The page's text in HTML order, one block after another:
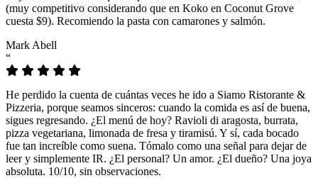
(muy competitivo considerando que en Koko en Coconut Grove
cuesta $9). Recomiendo la pasta con camarones y salmón.
Mark Abell
“
He perdido la cuenta de cuántas veces he ido a Siamo Ristorante &
Pizzeria, porque seamos sinceros: cuando la comida es así de buena,
sigues regresando. ¿El menú de hoy? Ravioli di aragosta, burrata,
pizza vegetariana, limonada de fresa y tiramisú. Y sí, cada bocado
fue tan increíble como suena. Tómalo como una señal para dejar de
leer y simplemente IR. ¿El personal? Un amor. ¿El dueño? Una joya
absoluta. 10/10, sin observaciones.